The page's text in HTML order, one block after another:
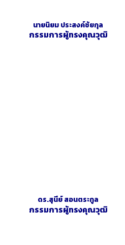
นายนิยม ประสงค์ชัยกุล
กรรมการผู้ทรงคุณวุฒิ
ดร.สุนีย์ สอนตระกูล
กรรมการผู้ทรงคุณวุฒิ